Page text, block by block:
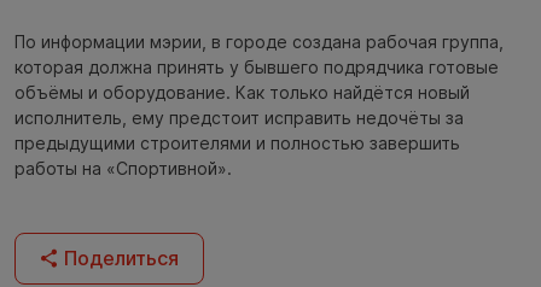
По информации мэрии, в городе создана рабочая группа,
которая должна принять у бывшего подрядчика готовые
объёмы и оборудование. Как только найдётся новый
исполнитель, ему предстоит исправить недочёты за
предыдущими строителями и полностью завершить
работы на «Спортивной».
Поделиться